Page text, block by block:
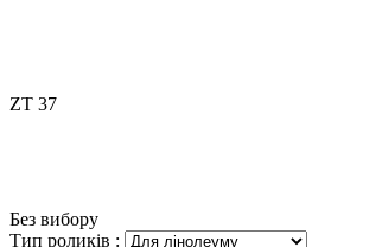
ZT 37
Без вибору
Тип роликів :